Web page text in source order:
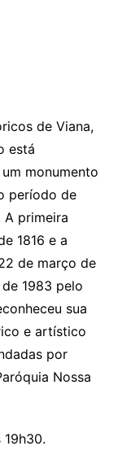
de Viana,
está
monumento
período de
A primeira
1816 e a
de março de
1983 pelo
sua
e artístico
por
Nossa